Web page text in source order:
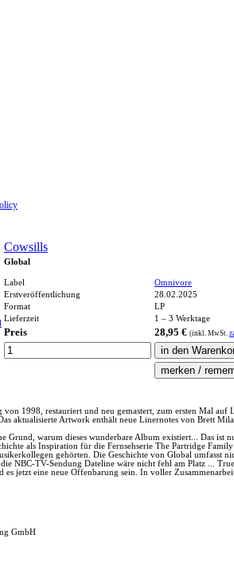
Cowsills
Global
Label
Omnivore
Erstveröffentlichung
28.02.2025
Format
LP
Lieferzeit
1 – 3 Werktage
Preis 28,95 € (inkl. MwSt.
von 1998, restauriert und neu gemastert, zum ersten Mal
aktualisierte Artwork enthält neue Linernotes von Brett
Grund, warum dieses wunderbare Album existiert... Das ist
als Inspiration für die Fernsehserie The Partridge
gehörten. Die Geschichte von Global umfasst
NBC-TV-Sendung Dateline wäre nicht fehl am Platz ...
es jetzt eine neue Offenbarung sein. In voller
GmbH